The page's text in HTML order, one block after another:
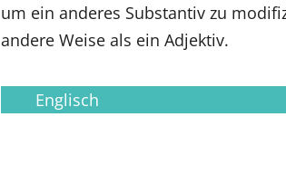
um ein anderes Substantiv zu
andere Weise als ein Adjektiv.
Englisch